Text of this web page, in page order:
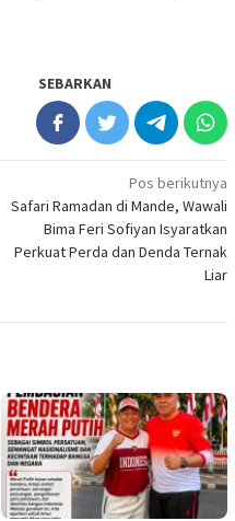
SEBARKAN
Pos berikutnya
Safari Ramadan di Mande, Wawali
Bima Feri Sofiyan Isyaratkan
Perkuat Perda dan Denda Ternak
Liar